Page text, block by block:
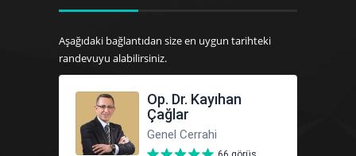
Aşağıdaki bağlantıdan size en uygun tarihteki
randevuyu alabilirsiniz.